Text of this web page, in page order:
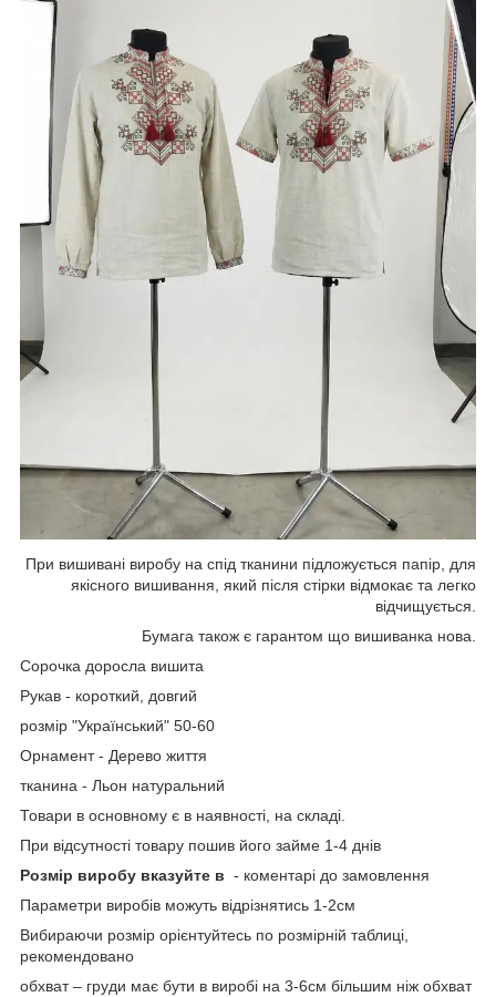
При вишивані виробу на спід тканини підложується папір, для
якісного вишивання, який після стірки відмокає та легко
відчищується.
Бумага також є гарантом що вишиванка нова.
Сорочка доросла вишита
Рукав - короткий, довгий
розмір "Український" 50-60
Орнамент - Дерево життя
тканина - Льон натуральний
Товари в основному є в наявності, на складі.
При відсутності товару пошив його займе 1-4 днів
Розмір виробу вказуйте в - коментарі до замовлення
Параметри виробів можуть відрізнятись 1-2см
Вибираючи розмір орієнтуйтесь по розмірній таблиці,
рекомендовано
обхват – груди має бути в виробі на 3-6см більшим ніж обхват